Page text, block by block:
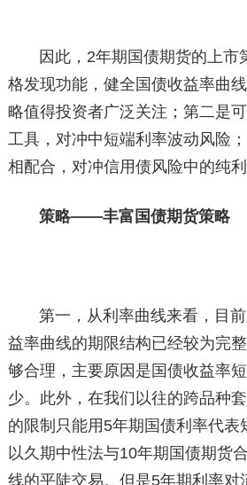
因此，2年期国债期货的上市
格发现功能，健全国债收益率曲
略值得投资者广泛关注；第二是
工具，对冲中短端利率波动风险
相配合，对冲信用债风险中的纯利
策略——丰富国债期货策略
第一，从利率曲线来看，目
益率曲线的期限结构已经较为完
够合理，主要原因是国债收益率
少。此外，在我们以往的跨品种
的限制只能用5年期国债利率代表
以久期中性法与10年期国债期货
线的平陡交易。但是5年期利率对